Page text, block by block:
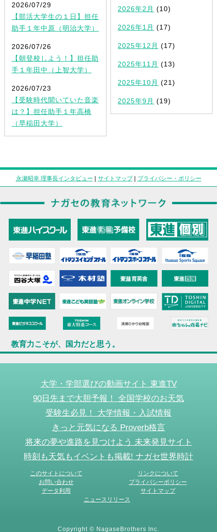
2026/07/29
【部活大学生の１日】担任
助手１年中原（明治大学）
2026/07/26
【朝登校しよう！】担任助
手１年田中（上智大学）
2026/07/23
【受験時代聞いていた音楽
は？】担任助手１年高橋
（早稲田大学）
2026年2月 (10)
2026年1月 (17)
2025年12月 (17)
2025年11月 (13)
2025年10月 (21)
2025年9月 (19)
永瀬昭幸 理事長インタビュー | サイトマップ| プライバシー・ポリシー
教育力こそが、国力だと思う。
大学・学部選びの動画サイト 東進TV
90日先まで大胆予報！ 全国学校のお天気
受験生必見！ 大学情報・入試情報
きっと元気になる Proverb格言
将来の夢や進路を見つけよう 未来発見サイト
時刻も天気もイベントも掲載! ナガセ世界時計
このサイトについて
リンクについて
お問い合わせ
プライバシーポリシー
データ利用
サイトマップ
ニュースリリース
Copyright © NagaseBrothers Inc.